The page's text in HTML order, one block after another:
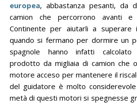
europea, abbastanza pesanti, da
camion che percorrono avanti
Continente per aiutarli a
quando si fermano per dormire un
spagnole hanno infatti calcolato
prodotto da migliaia di camion che
motore acceso per mantenere il
del guidatore è molto
metà di questi motori si spegnesse